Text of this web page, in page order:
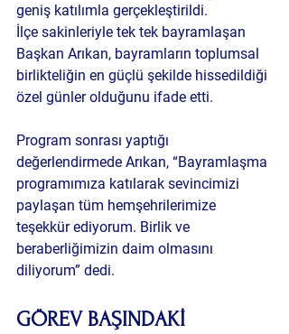
geniş katılımla gerçekleştirildi.
İlçe sakinleriyle tek tek bayramlaşan
Başkan Arıkan, bayramların toplumsal
birlikteliğin en güçlü şekilde hissedildiği
özel günler olduğunu ifade etti.
Program sonrası yaptığı
değerlendirmede Arıkan, “Bayramlaşma
programımıza katılarak sevincimizi
paylaşan tüm hemşehrilerimize
teşekkür ediyorum. Birlik ve
beraberliğimizin daim olmasını
diliyorum” dedi.
GÖREV BAŞINDAKİ